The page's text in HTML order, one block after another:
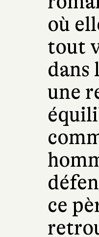
où
tout
dans
une
ce